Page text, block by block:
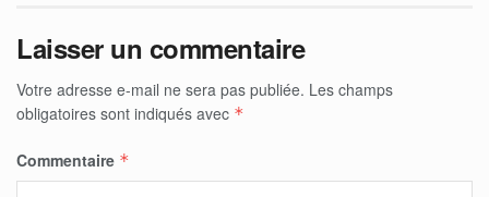
Laisser un commentaire
Votre adresse e-mail ne sera pas publiée. Les champs
obligatoires sont indiqués avec *
Commentaire *